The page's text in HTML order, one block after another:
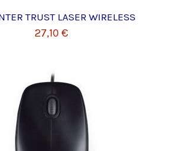
TRUST LASER WIRELESS
27,10 €